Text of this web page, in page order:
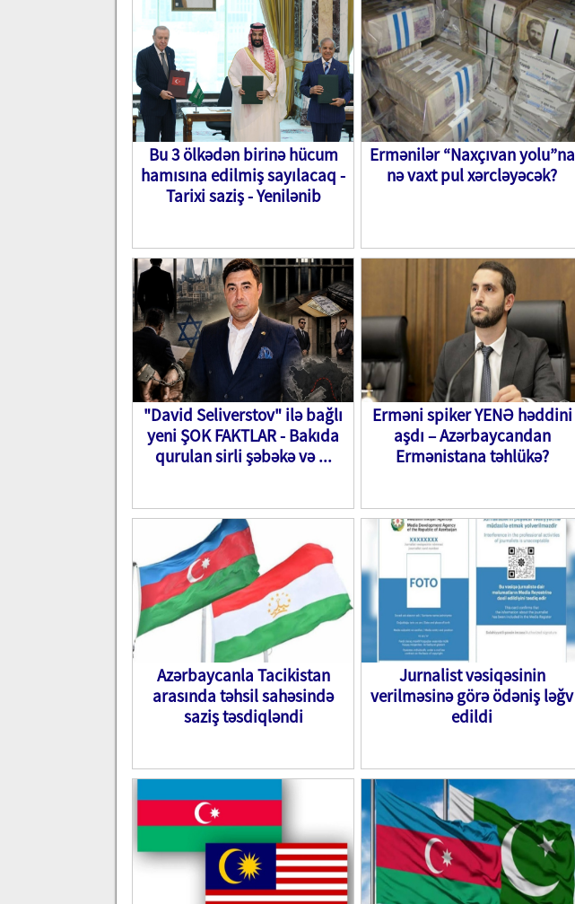
Bu 3 ölkədən birinə hücum
hamısına edilmiş sayılacaq -
Tarixi saziş - Yenilənib
Ermənilər “Naxçıvan yolu”na
nə vaxt pul xərcləyəcək?
"David Seliverstov" ilə bağlı
yeni ŞOK FAKTLAR - Bakıda
qurulan sirli şəbəkə və ...
Erməni spiker YENƏ həddini
aşdı – Azərbaycandan
Ermənistana təhlükə?
Azərbaycanla Tacikistan
arasında təhsil sahəsində
saziş təsdiqləndi
Jurnalist vəsiqəsinin
verilməsinə görə ödəniş ləğv
edildi